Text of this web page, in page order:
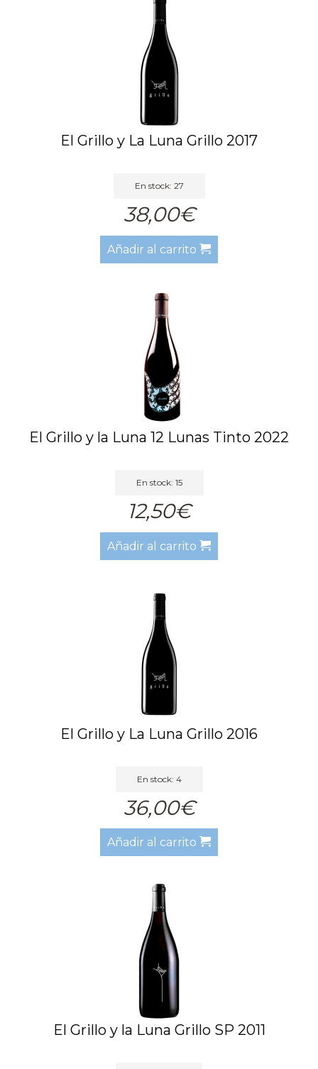
El Grillo y La Luna Grillo 2017
En stock: 27
38,00€
Añadir al carrito
El Grillo y la Luna 12 Lunas Tinto 2022
En stock: 15
12,50€
Añadir al carrito
El Grillo y La Luna Grillo 2016
En stock: 4
36,00€
Añadir al carrito
El Grillo y la Luna Grillo SP 2011